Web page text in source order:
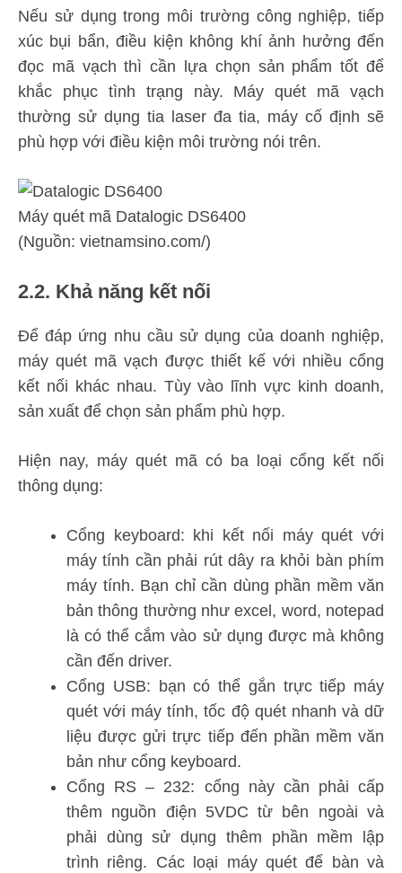
Nếu sử dụng trong môi trường công nghiệp, tiếp
xúc bụi bẩn, điều kiện không khí ảnh hưởng đến
đọc mã vạch thì cần lựa chọn sản phẩm tốt để
khắc phục tình trạng này. Máy quét mã vạch
thường sử dụng tia laser đa tia, máy cố định sẽ
phù hợp với điều kiện môi trường nói trên.
Máy quét mã Datalogic DS6400
(Nguồn: vietnamsino.com/)
2.2. Khả năng kết nối
Để đáp ứng nhu cầu sử dụng của doanh nghiệp,
máy quét mã vạch được thiết kế với nhiều cổng
kết nối khác nhau. Tùy vào lĩnh vực kinh doanh,
sản xuất để chọn sản phẩm phù hợp.
Hiện nay, máy quét mã có ba loại cổng kết nối
thông dụng:
Cổng keyboard: khi kết nối máy quét với
máy tính cần phải rút dây ra khỏi bàn phím
máy tính. Bạn chỉ cần dùng phần mềm văn
bản thông thường như excel, word, notepad
là có thể cắm vào sử dụng được mà không
cần đến driver.
Cổng USB: bạn có thể gắn trực tiếp máy
quét với máy tính, tốc độ quét nhanh và dữ
liệu được gửi trực tiếp đến phần mềm văn
bản như cổng keyboard.
Cổng RS – 232: cổng này cần phải cấp
thêm nguồn điện 5VDC từ bên ngoài và
phải dùng sử dụng thêm phần mềm lập
trình riêng. Các loại máy quét để bàn và